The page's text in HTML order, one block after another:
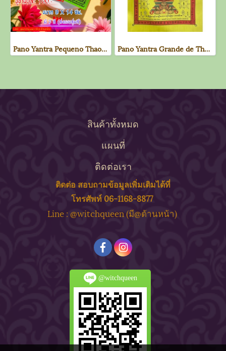
Pano Yantra Pequeno Thao Wessuwan Pano Yantra Grande de Thao Wessuwan - Nova Edição Amarela
สินค้าทั้งหมด
แผนที่
ติดต่อเรา
ติดต่อ สอบถามข้อมูลเพิ่มเติมได้ที่
โทรศัพท์ 06-1168-8877
Line : @witchqueen (มี@ด้านหน้า)
@witchqueen